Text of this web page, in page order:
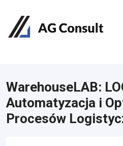
WarehouseLAB:
Automatyzacja i
Procesów